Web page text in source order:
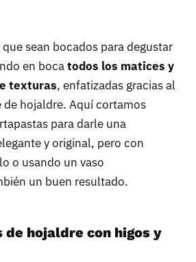
sean bocados para degustar
en bocatodos los matices y
texturas, enfatizadas gracias al
de hojaldre. Aquí cortamos
para darle una
y original, pero con
o usando un vaso
un buen resultado.
hojaldre con higos y